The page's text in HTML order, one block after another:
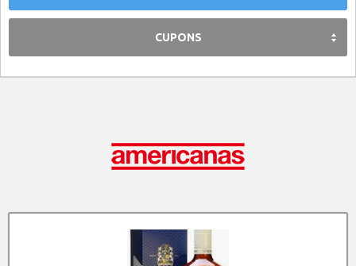
CUPONS